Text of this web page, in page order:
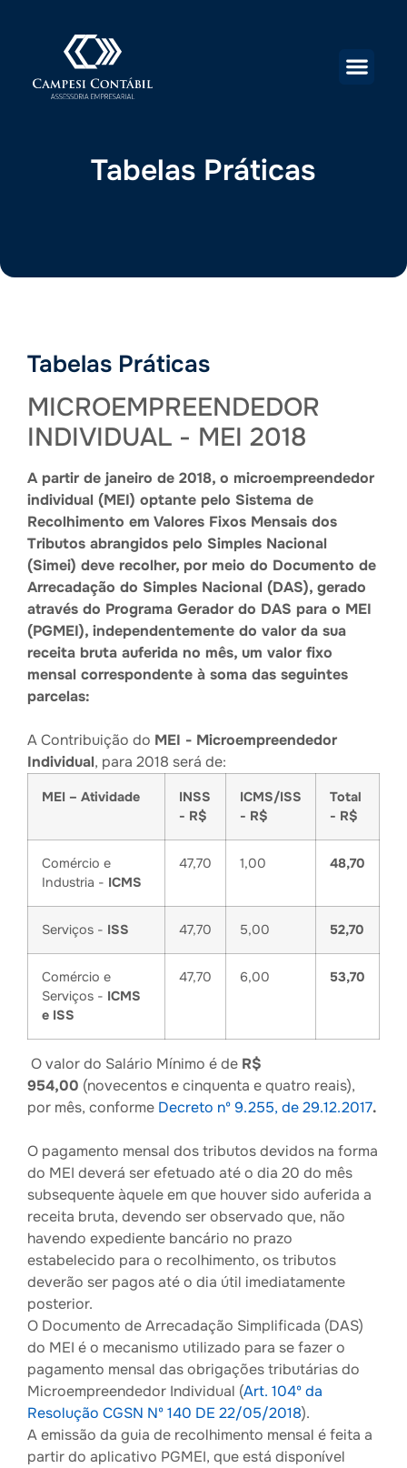
Tabelas Práticas
Tabelas Práticas
MICROEMPREENDEDOR
INDIVIDUAL - MEI 2018
A partir de janeiro de 2018, o microempreendedor
individual (MEI) optante pelo Sistema de
Recolhimento em Valores Fixos Mensais dos
Tributos abrangidos pelo Simples Nacional
(Simei) deve recolher, por meio do Documento de
Arrecadação do Simples Nacional (DAS), gerado
através do Programa Gerador do DAS para o MEI
(PGMEI), independentemente do valor da sua
receita bruta auferida no mês, um valor fixo
mensal correspondente à soma das seguintes
parcelas:
A Contribuição do MEI - Microempreendedor
Individual, para 2018 será de:
MEI – Atividade
INSS
- R$
ICMS/ISS
- R$
Total
- R$
Comércio e
Industria - ICMS
47,70 1,00 48,70
Serviços - ISS 47,70 5,00 52,70
Comércio e
Serviços - ICMS
e ISS
47,70 6,00 53,70
O valor do Salário Mínimo é de R$
954,00 (novecentos e cinquenta e quatro reais),
por mês, conforme Decreto nº 9.255, de 29.12.2017.
O pagamento mensal dos tributos devidos na forma
do MEI deverá ser efetuado até o dia 20 do mês
subsequente àquele em que houver sido auferida a
receita bruta, devendo ser observado que, não
havendo expediente bancário no prazo
estabelecido para o recolhimento, os tributos
deverão ser pagos até o dia útil imediatamente
posterior.
O Documento de Arrecadação Simplificada (DAS)
do MEI é o mecanismo utilizado para se fazer o
pagamento mensal das obrigações tributárias do
Microempreendedor Individual (Art. 104º da
Resolução CGSN Nº 140 DE 22/05/2018).
A emissão da guia de recolhimento mensal é feita a
partir do aplicativo PGMEI, que está disponível